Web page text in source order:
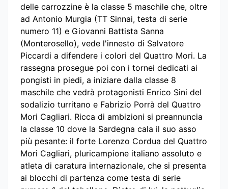
delle carrozzine è la classe 5 maschile che, oltre
ad Antonio Murgia (TT Sinnai, testa di serie
numero 11) e Giovanni Battista Sanna
(Monterosello), vede l'innesto di Salvatore
Piccardi a difendere i colori del Quattro Mori. La
rassegna prosegue poi con i tornei dedicati ai
pongisti in piedi, a iniziare dalla classe 8
maschile che vedrà protagonisti Enrico Sini del
sodalizio turritano e Fabrizio Porrà del Quattro
Mori Cagliari. Ricca di ambizioni si preannuncia
la classe 10 dove la Sardegna cala il suo asso
più pesante: il forte Lorenzo Cordua del Quattro
Mori Cagliari, pluricampione italiano assoluto e
atleta di caratura internazionale, che si presenta
ai blocchi di partenza come testa di serie